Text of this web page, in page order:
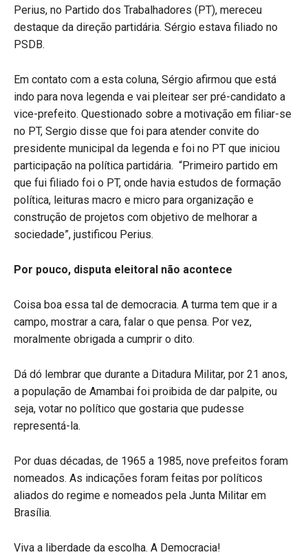
Perius, no Partido dos Trabalhadores (PT), mereceu
destaque da direção partidária. Sérgio estava filiado no
PSDB.
Em contato com a esta coluna, Sérgio afirmou que está
indo para nova legenda e vai pleitear ser pré-candidato a
vice-prefeito. Questionado sobre a motivação em filiar-se
no PT, Sergio disse que foi para atender convite do
presidente municipal da legenda e foi no PT que iniciou
participação na política partidária. “Primeiro partido em
que fui filiado foi o PT, onde havia estudos de formação
política, leituras macro e micro para organização e
construção de projetos com objetivo de melhorar a
sociedade”, justificou Perius.
Por pouco, disputa eleitoral não acontece
Coisa boa essa tal de democracia. A turma tem que ir a
campo, mostrar a cara, falar o que pensa. Por vez,
moralmente obrigada a cumprir o dito.
Dá dó lembrar que durante a Ditadura Militar, por 21 anos,
a população de Amambai foi proibida de dar palpite, ou
seja, votar no político que gostaria que pudesse
representá-la.
Por duas décadas, de 1965 a 1985, nove prefeitos foram
nomeados. As indicações foram feitas por políticos
aliados do regime e nomeados pela Junta Militar em
Brasília.
Viva a liberdade da escolha. A Democracia!